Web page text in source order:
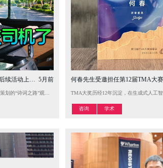
牌运动协会为指导单位的2026（成都）掼牌大师赛圆满落幕！
续活动上央视。5月前
划的“诗词之路”观光专线在2025春节火爆成都。司机化身李白杜甫

何春先生受邀担任第12届TMA大
TMA大奖历经12年沉淀，在生成式人工
咨询 学术